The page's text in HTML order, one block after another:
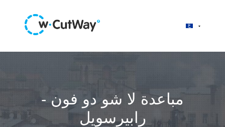
مباعدة لا شو دو فون -
رابيرسويل